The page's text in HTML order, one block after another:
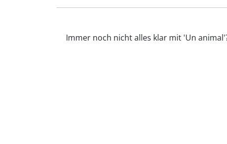
Immer noch nicht alles klar mit 'Un